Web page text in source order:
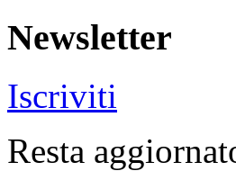
Newsletter
Iscriviti
Resta